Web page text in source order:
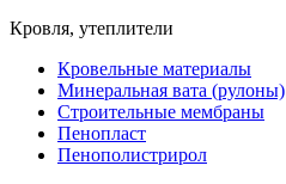
Кровля, утеплители
Кровельные материалы
Минеральная вата (рулоны)
Строительные мембраны
Пенопласт
Пенополистрирол